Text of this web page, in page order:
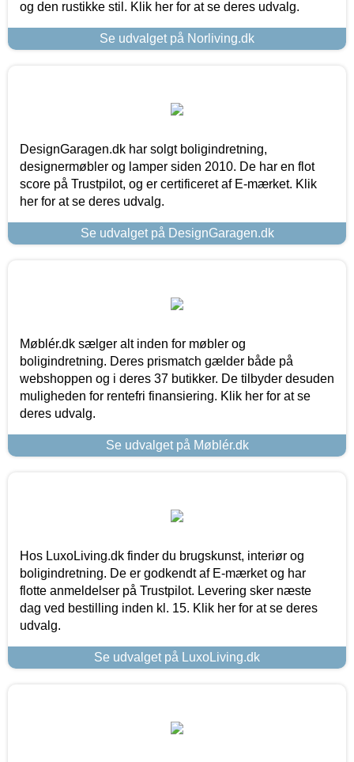
og den rustikke stil. Klik her for at se deres udvalg.
Se udvalget på Norliving.dk
DesignGaragen.dk har solgt boligindretning,
designermøbler og lamper siden 2010. De har en flot
score på Trustpilot, og er certificeret af E-mærket. Klik
her for at se deres udvalg.
Se udvalget på DesignGaragen.dk
Møblér.dk sælger alt inden for møbler og
boligindretning. Deres prismatch gælder både på
webshoppen og i deres 37 butikker. De tilbyder desuden
muligheden for rentefri finansiering. Klik her for at se
deres udvalg.
Se udvalget på Møblér.dk
Hos LuxoLiving.dk finder du brugskunst, interiør og
boligindretning. De er godkendt af E-mærket og har
flotte anmeldelser på Trustpilot. Levering sker næste
dag ved bestilling inden kl. 15. Klik her for at se deres
udvalg.
Se udvalget på LuxoLiving.dk